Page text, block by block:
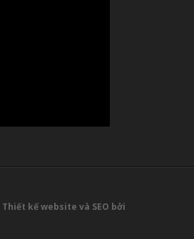
Thiết kế website và SEO bởi